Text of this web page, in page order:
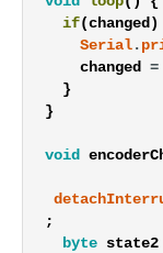
if(changed )
Serial .
changed
=
}
}
void
;
byte state2